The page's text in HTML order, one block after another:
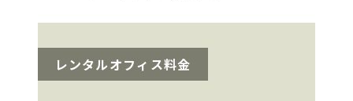
レンタルオフィス料金